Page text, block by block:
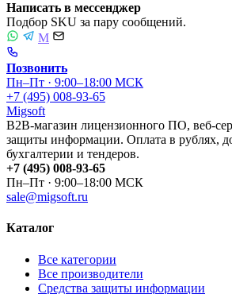
Написать в мессенджер
Подбор SKU за пару сообщений.
M
Позвонить
Пн–Пт · 9:00–18:00 МСК
+7 (495) 008-93-65
Migsoft
B2B-магазин лицензионного ПО, веб-
защиты информации. Оплата в рублях,
бухгалтерии и тендеров.
+7 (495) 008-93-65
Пн–Пт · 9:00–18:00 МСК
sale@migsoft.ru
Каталог
Все категории
Все производители
Средства защиты информации